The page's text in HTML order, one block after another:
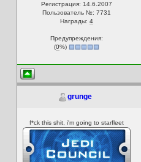
Регистрация: 14.6.2007
Пользователь №: 7731
Награды: 4
Предупреждения:
(0%)
grunge
f*ck this shit, i'm going to starfleet